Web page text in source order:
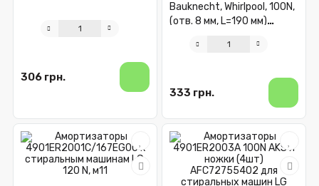
306 грн.
Bauknecht, Whirlpool, 100N,
(отв. 8 мм, L=190 мм)
333 грн.